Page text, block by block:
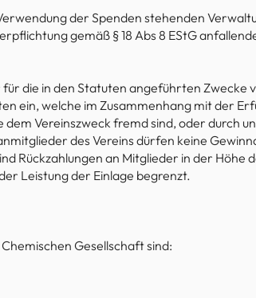
der Spenden stehenden
gemäß § 18 Abs 8 EStG
für die in den Statuten angeführten Zwecke
ein, welche im Zusammenhang mit der
dem Vereinszweck fremd sind, oder durch
des Vereins dürfen keine
Rückzahlungen an Mitglieder in der
Leistung der Einlage begrenzt.
Gesellschaft sind: